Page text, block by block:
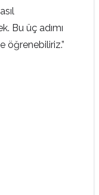
Bu üç adımı
öğrenebiliriz.”